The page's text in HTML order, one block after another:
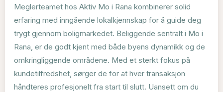
Meglerteamet hos Aktiv Mo i Rana kombinerer solid
erfaring med inngående lokalkjennskap for å guide deg
trygt gjennom boligmarkedet. Beliggende sentralt i Mo i
Rana, er de godt kjent med både byens dynamikk og de
omkringliggende områdene. Med et sterkt fokus på
kundetilfredshet, sørger de for at hver transaksjon
håndteres profesjonelt fra start til slutt. Uansett om du